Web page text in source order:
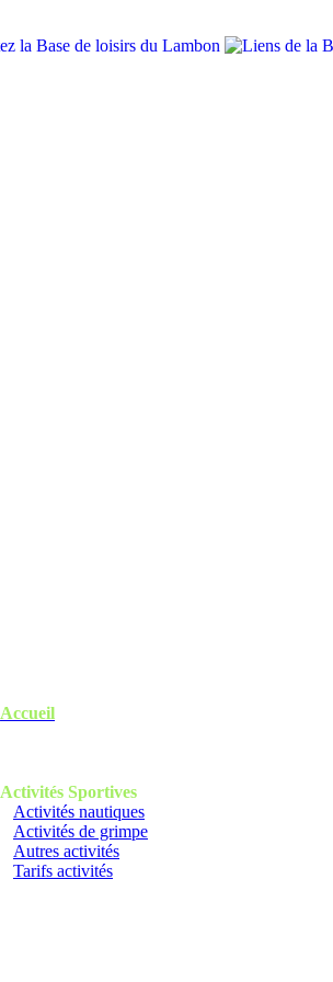
Accueil
Activités Sportives
Activités nautiques
Activités de grimpe
Autres activités
Tarifs activités